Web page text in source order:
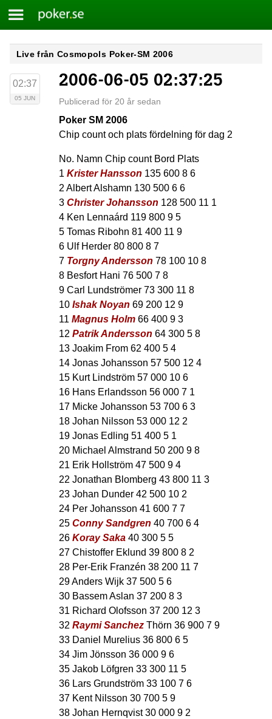
Skip
content
Meny
Poker.se
Live från Cosmopols Poker-SM 2006
02:37
05 JUN
2006-06-05 02:37:25
Publicerad för 20 år sedan
Poker SM 2006
Chip count och plats fördelning för dag 2
No. Namn Chip count Bord Plats
1 Krister Hansson 135 600 8 6
2 Albert Alshamn 130 500 6 6
3 Christer Johansson 128 500 11 1
4 Ken Lennaárd 119 800 9 5
5 Tomas Ribohn 81 400 11 9
6 Ulf Herder 80 800 8 7
7 Torgny Andersson 78 100 10 8
8 Besfort Hani 76 500 7 8
9 Carl Lundströmer 73 300 11 8
10 Ishak Noyan 69 200 12 9
11 Magnus Holm66 400 9 3
12 Patrik Andersson 64 300 5 8
13 Joakim From 62 400 5 4
14 Jonas Johansson 57 500 12 4
15 Kurt Lindström 57 000 10 6
16 Hans Erlandsson 56 000 7 1
17 Micke Johansson 53 700 6 3
18 Johan Nilsson 53 000 12 2
19 Jonas Edling 51 400 5 1
20 Michael Almstrand 50 200 9 8
21 Erik Hollström 47 500 9 4
22 Jonathan Blomberg 43 800 11 3
23 Johan Dunder 42 500 10 2
24 Per Johansson 41 600 7 7
25 Conny Sandgren 40 700 6 4
26 Koray Saka40 300 5 5
27 Chistoffer Eklund 39 800 8 2
28 Per-Erik Franzén 38 200 11 7
29 Anders Wijk 37 500 5 6
30 Bassem Aslan 37 200 8 3
31 Richard Olofsson 37 200 12 3
32 Raymi SanchezThörn 36 900 7 9
33 Daniel Murelius 36 800 6 5
34 Jim Jönsson 36 000 9 6
35 Jakob Löfgren 33 300 11 5
36 Lars Grundström 33 100 7 6
37 Kent Nilsson 30 700 5 9
38 Johan Hernqvist 30 000 9 2